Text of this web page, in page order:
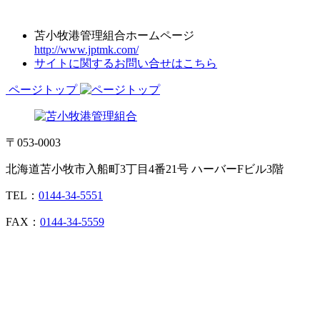
苫小牧港管理組合ホームページ
http://www.jptmk.com/
サイトに関するお問い合せはこちら
ページトップ
〒053-0003
北海道苫小牧市入船町3丁目4番21号 ハーバーFビル3階
TEL： 0144-34-5551
FAX： 0144-34-5559